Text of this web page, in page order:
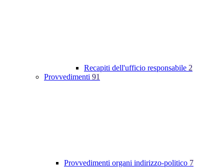
Recapiti dell'ufficio responsabile 2
Provvedimenti 91
Provvedimenti organi indirizzo-politico 7